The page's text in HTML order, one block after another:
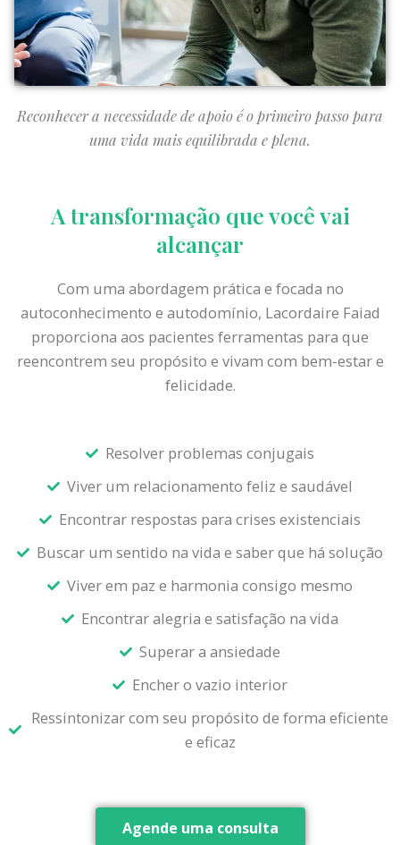
Reconhecer a necessidade de apoio é o primeiro passo para
uma vida mais equilibrada e plena.
A transformação que você vai
alcançar
Com uma abordagem prática e focada no
autoconhecimento e autodomínio, Lacordaire Faiad
proporciona aos pacientes ferramentas para que
reencontrem seu propósito e vivam com bem-estar e
felicidade.
Resolver problemas conjugais
Viver um relacionamento feliz e saudável
Encontrar respostas para crises existenciais
Buscar um sentido na vida e saber que há solução
Viver em paz e harmonia consigo mesmo
Encontrar alegria e satisfação na vida
Superar a ansiedade
Encher o vazio interior
Ressintonizar com seu propósito de forma eficiente
e eficaz
Agende uma consulta